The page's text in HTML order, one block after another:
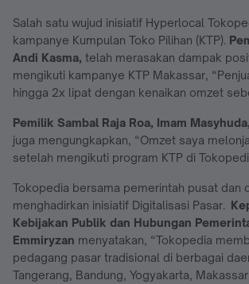
Salah satu wujud inisiatif Hyperlocal
kampanye Kumpulan Toko Pilihan (KTP).
Andi Kasma, telah merasakan dampak
mengikuti kampanye KTP Makassar,
hingga 2x lipat dengan kenaikan omzet
Pemilik Sambal Raja Roa, Imam Masyhuda,
juga mengungkapkan, “Omzet saya
setelah mengikuti program KTP di
Tokopedia bersama pemerintah pusat dan
menghadirkan inisiatif Digitalisasi Pasar.
Kebijakan Publik dan Hubungan
Emmiryzan menyatakan, “Tokopedia
pedagang pasar tradisional di berbagai
Tangerang, Bandung, Yogyakarta,